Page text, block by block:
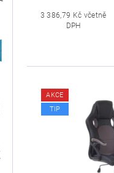
3 386,79 Kč včetně
DPH
AKCE
TIP